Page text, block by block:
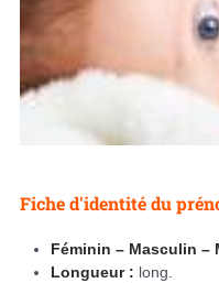
Fiche d'identité du
Féminin – Masculin –
Longueur : long.